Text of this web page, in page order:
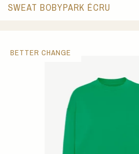
SWEAT BOBYPARK ÉCRU
BETTER CHANGE